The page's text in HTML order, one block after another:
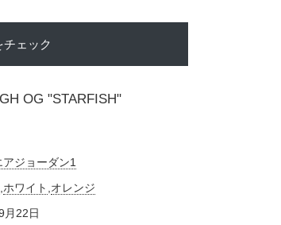
チェック
OG "STARFISH"
アジョーダン1
ホワイト オレンジ
月22日